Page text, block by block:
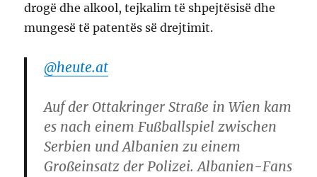
drogë dhe alkool, tejkalim të shpejtësisë dhe
mungesë të patentës së drejtimit.
@heute.at
Auf der Ottakringer Straße in Wien kam
es nach einem Fußballspiel zwischen
Serbien und Albanien zu einem
Großeinsatz der Polizei. Albanien-Fans